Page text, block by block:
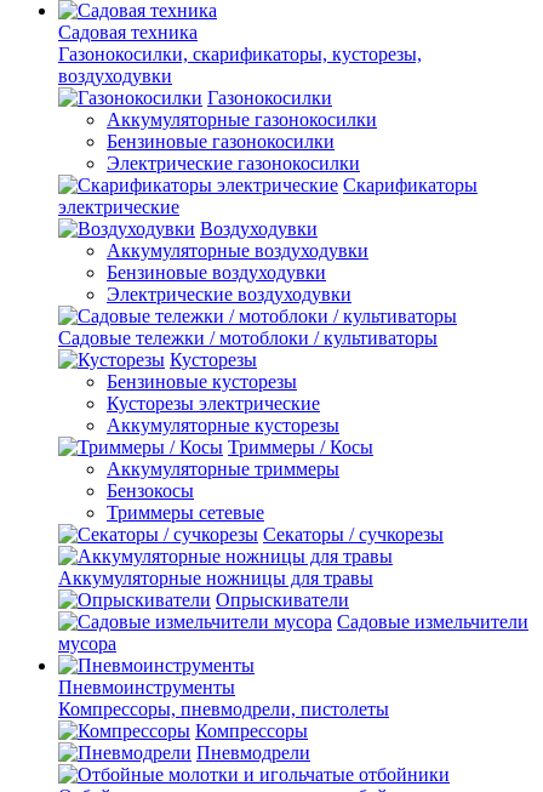
Садовая техника
Газонокосилки, скарификаторы, кусторезы,
воздуходувки
Газонокосилки
Аккумуляторные газонокосилки
Бензиновые газонокосилки
Электрические газонокосилки
Скарификаторы
электрические
Воздуходувки
Аккумуляторные воздуходувки
Бензиновые воздуходувки
Электрические воздуходувки
Садовые тележки / мотоблоки / культиваторы
Кусторезы
Бензиновые кусторезы
Кусторезы электрические
Аккумуляторные кусторезы
Триммеры / Косы
Аккумуляторные триммеры
Бензокосы
Триммеры сетевые
Секаторы / сучкорезы
Аккумуляторные ножницы для травы
Опрыскиватели
Садовые измельчители
мусора
Пневмоинструменты
Компрессоры, пневмодрели, пистолеты
Компрессоры
Пневмодрели